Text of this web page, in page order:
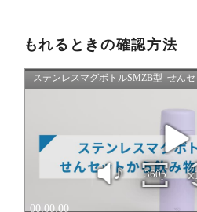
（※）みまもりほっとライン
弊社「みまもりほっとライン
２．取扱説明書の内容について
製品の仕様変更などで、取扱
れる場合があります。本サイ
扱説明書の内容が、製品に同
書の内容と異なる場合があり
もれるときの確認方法